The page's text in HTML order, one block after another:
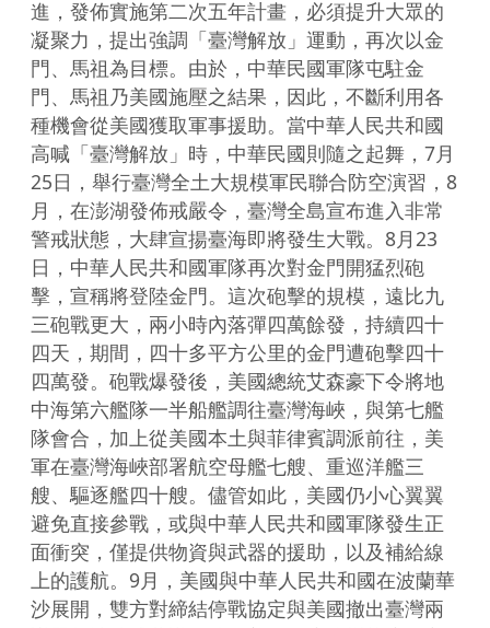
進，發佈實施第二次五年計畫，必須提升大眾的
凝聚力，提出強調「臺灣解放」運動，再次以金
門、馬祖為目標。由於，中華民國軍隊屯駐金
門、馬祖乃美國施壓之結果，因此，不斷利用各
種機會從美國獲取軍事援助。當中華人民共和國
高喊「臺灣解放」時，中華民國則隨之起舞，7月
25日，舉行臺灣全土大規模軍民聯合防空演習，8
月，在澎湖發佈戒嚴令，臺灣全島宣布進入非常
警戒狀態，大肆宣揚臺海即將發生大戰。8月23
日，中華人民共和國軍隊再次對金門開猛烈砲
擊，宣稱將登陸金門。這次砲擊的規模，遠比九
三砲戰更大，兩小時內落彈四萬餘發，持續四十
四天，期間，四十多平方公里的金門遭砲擊四十
四萬發。砲戰爆發後，美國總統艾森豪下令將地
中海第六艦隊一半船艦調往臺灣海峽，與第七艦
隊會合，加上從美國本土與菲律賓調派前往，美
軍在臺灣海峽部署航空母艦七艘、重巡洋艦三
艘、驅逐艦四十艘。儘管如此，美國仍小心翼翼
避免直接參戰，或與中華人民共和國軍隊發生正
面衝突，僅提供物資與武器的援助，以及補給線
上的護航。9月，美國與中華人民共和國在波蘭華
沙展開，雙方對締結停戰協定與美國撤出臺灣兩